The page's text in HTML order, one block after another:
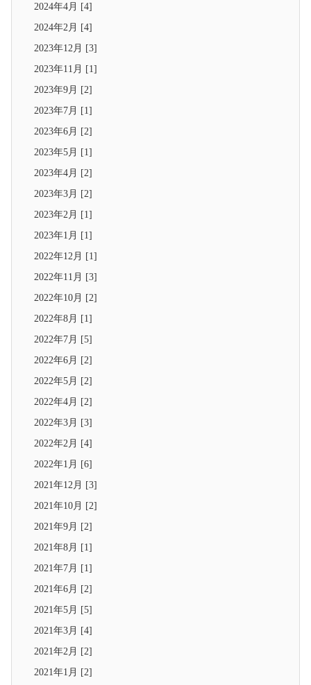
2024年4月 [4]
2024年2月 [4]
2023年12月 [3]
2023年11月 [1]
2023年9月 [2]
2023年7月 [1]
2023年6月 [2]
2023年5月 [1]
2023年4月 [2]
2023年3月 [2]
2023年2月 [1]
2023年1月 [1]
2022年12月 [1]
2022年11月 [3]
2022年10月 [2]
2022年8月 [1]
2022年7月 [5]
2022年6月 [2]
2022年5月 [2]
2022年4月 [2]
2022年3月 [3]
2022年2月 [4]
2022年1月 [6]
2021年12月 [3]
2021年10月 [2]
2021年9月 [2]
2021年8月 [1]
2021年7月 [1]
2021年6月 [2]
2021年5月 [5]
2021年3月 [4]
2021年2月 [2]
2021年1月 [2]